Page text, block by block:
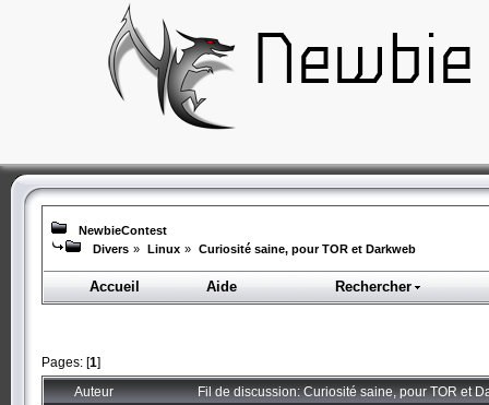
NewbieContest
Divers » Linux » Curiosité saine, pour TOR et Darkweb
Accueil Aide Rechercher
Pages: [1]
Auteur Fil de discussion: Curiosité saine, pour TOR et